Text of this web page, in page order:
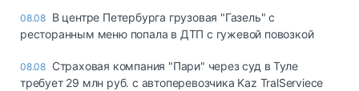
08.08 В центре Петербурга грузовая "Газель" с
ресторанным меню попала в ДТП с гужевой повозкой
08.08 Страховая компания "Пари" через суд в Туле
требует 29 млн руб. с автоперевозчика Kaz TralServiece